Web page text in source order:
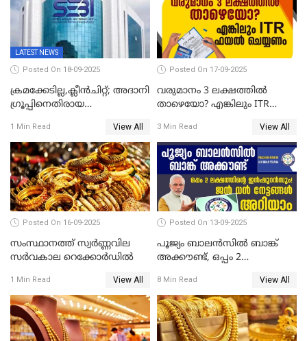
LATEST NEWS
Posted On 18-09-2025
ക്രമക്കേടില്ല,ക്ലീൻചിറ്റ്; അദാനി
​ഗ്രൂപ്പിനെതിരായ
തള്ളി സെബി
1 Min Read View All
Posted On 17-09-2025
വരുമാനം 3 ലക്ഷത്തിൽ
താഴെയോ? എങ്കിലും ITR
3 Min Read View All
Posted On 16-09-2025
സംസ്ഥാനത്ത് സ്വര്‍ണ്ണവില
സർവകാല റെക്കോർഡിൽ
1 Min Read View All
Posted On 13-09-2025
പൂജ്യം ബാലൻസിൽ ബാങ്ക്
അക്കൗണ്ട്, ഒപ്പം 2
ജൻ ധൻ നേട്ടങ്ങൾ അറിയാം
8 Min Read View All